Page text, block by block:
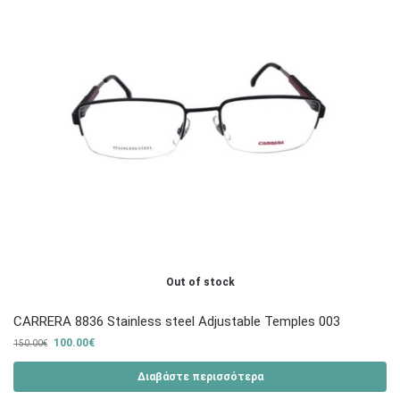
Out of stock
CARRERA 8836 Stainless steel Adjustable Temples 003
150.00€ 100.00€
Διαβάστε περισσότερα